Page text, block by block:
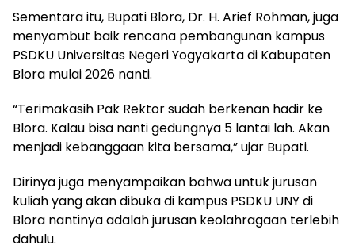
Sementara itu, Bupati Blora, Dr. H. Arief Rohman, juga
menyambut baik rencana pembangunan kampus
PSDKU Universitas Negeri Yogyakarta di Kabupaten
Blora mulai 2026 nanti.
“Terimakasih Pak Rektor sudah berkenan hadir ke
Blora. Kalau bisa nanti gedungnya 5 lantai lah. Akan
menjadi kebanggaan kita bersama,” ujar Bupati.
Dirinya juga menyampaikan bahwa untuk jurusan
kuliah yang akan dibuka di kampus PSDKU UNY di
Blora nantinya adalah jurusan keolahragaan terlebih
dahulu.